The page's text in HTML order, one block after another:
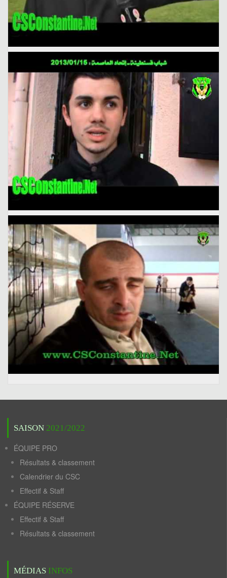
SAISON 2021/2022
ÉQUIPE PRO
Résultats & classement
Calendrier du CSC
Effectif & Staff
ÉQUIPE RÉSERVE
Effectif & Staff
Résultats & classement
MÉDIAS INFOS